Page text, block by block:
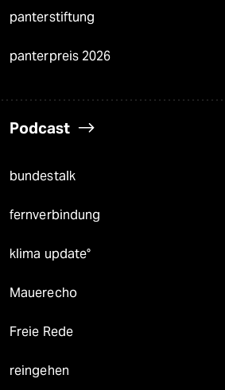
panterstiftung
panterpreis 2026
Podcast
bundestalk
fernverbindung
klima update°
Mauerecho
Freie Rede
reingehen